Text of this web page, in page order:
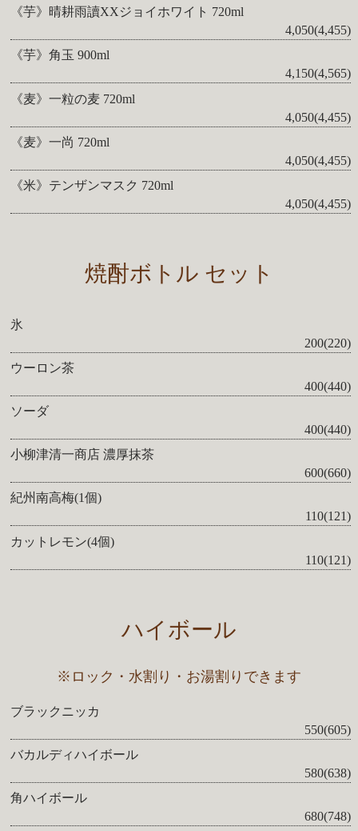
《芋》晴耕雨讀XXジョイホワイト 720ml
4,050(4,455)
《芋》角玉 900ml
4,150(4,565)
《麦》一粒の麦 720ml
4,050(4,455)
《麦》一尚 720ml
4,050(4,455)
《米》テンザンマスク 720ml
4,050(4,455)
焼酎ボトル セット
氷
200(220)
ウーロン茶
400(440)
ソーダ
400(440)
小柳津清一商店 濃厚抹茶
600(660)
紀州南高梅(1個)
110(121)
カットレモン(4個)
110(121)
ハイボール
※ロック・水割り・お湯割りできます
ブラックニッカ
550(605)
バカルディハイボール
580(638)
角ハイボール
680(748)